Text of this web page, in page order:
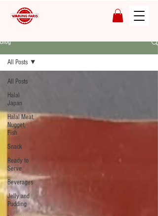
Blog
All Posts
Halal
Japan
Halal Meat,
Nugget,
Fish
Snack
Ready to
Serve
Beverages
Jelly and
Pudding
All Posts